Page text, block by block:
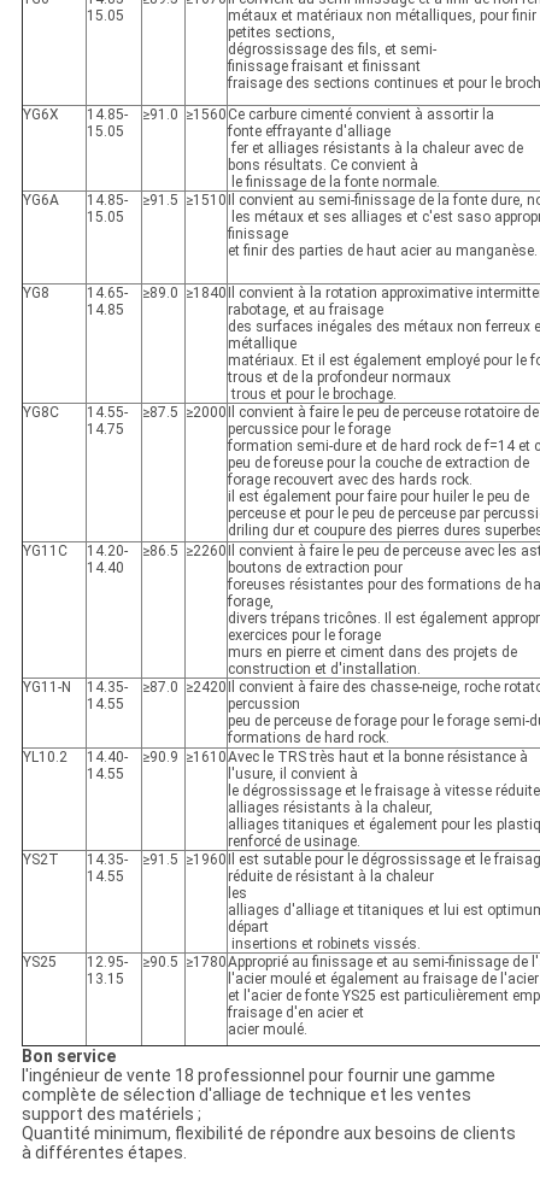
15.05
métaux et matériaux non métalliques, pour finir
petites sections,
dégrossissage des fils, et semi-
finissage fraisant et finissant
fraisage des sections continues et pour le
YG6X
14.85-
15.05
≥91.0 ≥1560 Ce carbure cimenté convient à assortir la
fonte effrayante d'alliage
fer et alliages résistants à la chaleur avec de
bons résultats. Ce convient à
le finissage de la fonte normale.
YG6A
14.85-
15.05
≥91.5 ≥1510 Il convient au semi-finissage de la fonte dure,
les métaux et ses alliages et c'est saso
finissage
et finir des parties de haut acier au manganèse.
YG8
14.65-
14.85
≥89.0 ≥1840 Il convient à la rotation approximative
rabotage, et au fraisage
des surfaces inégales des métaux non ferreux
métallique
matériaux. Et il est également employé pour le
trous et de la profondeur normaux
trous et pour le brochage.
YG8C
14.55-
14.75
≥87.5 ≥2000 Il convient à faire le peu de perceuse rotatoire de
percussice pour le forage
formation semi-dure et de hard rock de f=14 et
peu de foreuse pour la couche de extraction de
forage recouvert avec des hards rock.
il est également pour faire pour huiler le peu de
perceuse et pour le peu de perceuse par
driling dur et coupure des pierres dures
YG11C
14.20-
14.40
≥86.5 ≥2260 Il convient à faire le peu de perceuse avec les
boutons de extraction pour
foreuses résistantes pour des formations de
forage,
divers trépans tricônes. Il est également
exercices pour le forage
murs en pierre et ciment dans des projets de
construction et d'installation.
YG11-N
14.35-
14.55
≥87.0 ≥2420 Il convient à faire des chasse-neige, roche
percussion
peu de perceuse de forage pour le forage semi-
formations de hard rock.
YL10.2
14.40-
14.55
≥90.9 ≥1610Avec le TRS très haut et la bonne résistance à
l'usure, il convient à
le dégrossissage et le fraisage à vitesse
alliages résistants à la chaleur,
alliages titaniques et également pour les
renforcé de usinage.
YS2T
14.35-
14.55
≥91.5 ≥1960 Il est sutable pour le dégrossissage et le
réduite de résistant à la chaleur
les
alliages d'alliage et titaniques et lui est
départ
insertions et robinets vissés.
YS25
12.95-
13.15
≥90.5 ≥1780Approprié au finissage et au semi-finissage de
l'acier moulé et également au fraisage de l'acier
et l'acier de fonte YS25 est particulièrement
fraisage d'en acier et
acier moulé.
Bon service
l'ingénieur de vente 18 professionnel pour fournir une gamme
complète de sélection d'alliage de technique et les ventes
support des matériels ;
Quantité minimum, flexibilité de répondre aux besoins de clients
à différentes étapes.